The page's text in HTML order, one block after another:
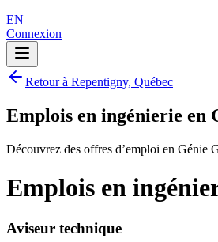
EN
Connexion
Retour à Repentigny, Québec
Emplois en ingénierie en
Découvrez des offres d’emploi en Génie
Emplois en
Aviseur technique